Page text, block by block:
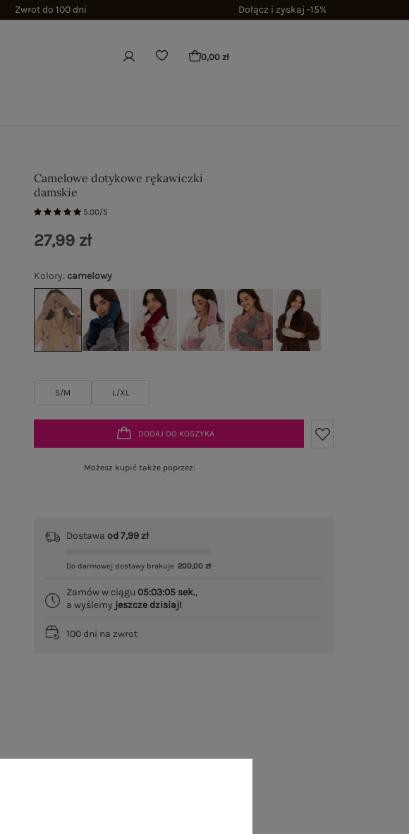
Zwrot do 100 dni Dołącz i zyskaj -15%
0,00 zł
Camelowe dotykowe rękawiczki
damskie
5.00/5
Kolory: camelowy
S/M L/XL
27,99 zł
DODAJ DO KOSZYKA
Możesz kupić także poprzez:
Dostawaod 7,99 zł
Do darmowej dostawy brakuje 200,00 zł
Zamów w ciągu05:03:04 sek.,
a wyślemy jeszcze dzisiaj!
100 dni na zwrot